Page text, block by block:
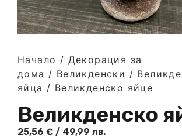
Начало / Декорация за
дома / Великденски /
яйца / Великденско яйце
Великденско
25,56 € / 49,99 лв.